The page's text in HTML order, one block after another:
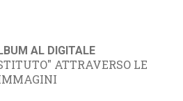
AL DIGITALE
ATTRAVERSO LE